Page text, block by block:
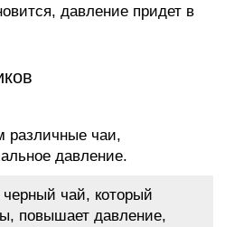
давление придет в
различные чаи,
давление.
чай, который
повышает давление,